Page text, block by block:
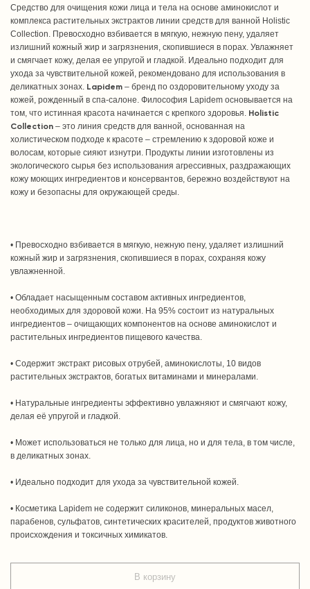
В корзину
Средство для очищения кожи лица и тела на основе аминокислот и
комплекса растительных экстрактов линии средств для ванной Holistic
Collection. Превосходно взбивается в мягкую, нежную пену, удаляет
излишний кожный жир и загрязнения, скопившиеся в порах. Увлажняет
и смягчает кожу, делая ее упругой и гладкой. Идеально подходит для
ухода за чувствительной кожей, рекомендовано для использования в
деликатных зонах. Lapidem – бренд по оздоровительному уходу за
кожей, рожденный в спа-салоне. Философия Lapidem основывается на
том, что истинная красота начинается с крепкого здоровья. Holistic
Collection – это линия средств для ванной, основанная на
холистическом подходе к красоте – стремлению к здоровой коже и
волосам, которые сияют изнутри. Продукты линии изготовлены из
экологического сырья без использования агрессивных, раздражающих
кожу моющих ингредиентов и консервантов, бережно воздействуют на
кожу и безопасны для окружающей среды.
• Превосходно взбивается в мягкую, нежную пену, удаляет излишний
кожный жир и загрязнения, скопившиеся в порах, сохраняя кожу
увлажненной.
• Обладает насыщенным составом активных ингредиентов,
необходимых для здоровой кожи. На 95% состоит из натуральных
ингредиентов – очищающих компонентов на основе аминокислот и
растительных ингредиентов пищевого качества.
• Содержит экстракт рисовых отрубей, аминокислоты, 10 видов
растительных экстрактов, богатых витаминами и минералами.
• Натуральные ингредиенты эффективно увлажняют и смягчают кожу,
делая её упругой и гладкой.
• Может использоваться не только для лица, но и для тела, в том числе,
в деликатных зонах.
• Идеально подходит для ухода за чувствительной кожей.
• Косметика Lapidem не содержит силиконов, минеральных масел,
парабенов, сульфатов, синтетических красителей, продуктов животного
происхождения и токсичных химикатов.